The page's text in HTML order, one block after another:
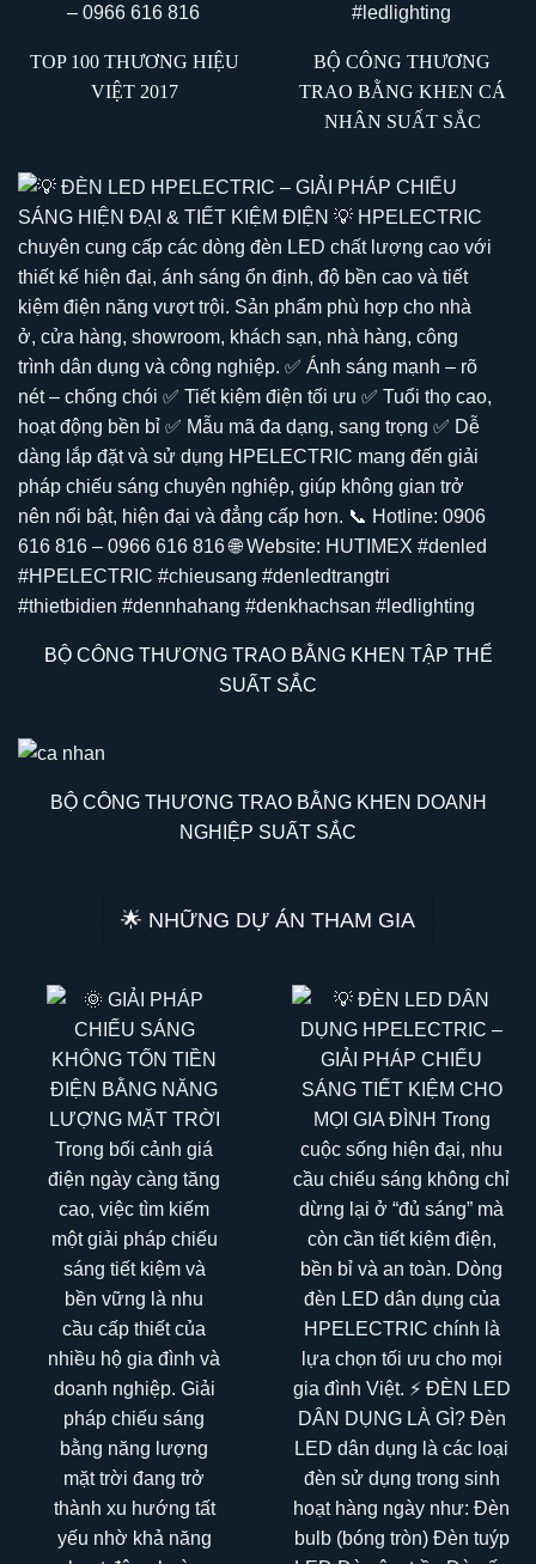
TOP 100 THƯƠNG HIỆU
VIỆT 2017
BỘ CÔNG THƯƠNG
TRAO BẰNG KHEN CÁ
NHÂN SUẤT SẮC
BỘ CÔNG THƯƠNG TRAO BẰNG KHEN TẬP THỂ
SUẤT SẮC
BỘ CÔNG THƯƠNG TRAO BẰNG KHEN DOANH
NGHIỆP SUẤT SẮC
🌟 NHỮNG DỰ ÁN THAM GIA